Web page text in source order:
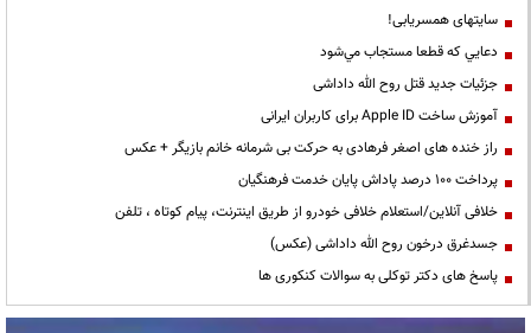
سایتهای همسریابی!
دعايي كه قطعا مستجاب مي‌شود
جزئیات جدید قتل روح الله داداشی
آموزش ساخت Apple ID برای کاربران ایرانی
راز خنده های اصغر فرهادی به حرکت بی شرمانه خانم بازیگر + عکس
پرداخت ۱۰۰ درصد پاداش پایان خدمت فرهنگیان
خلافی آنلاین/استعلام خلافی خودرو از طریق اینترنت، پیام کوتاه ، تلفن
جسدغرق درخون روح الله داداشی (عکس)
پاسخ های دکتر توکلی به سوالات کنکوری ها